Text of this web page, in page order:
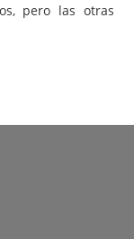
pero las otras